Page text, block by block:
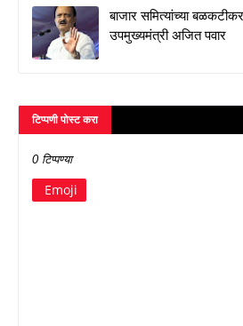
बाजार समित्यांच्या
उपमुख्यमंत्री अजित पवार
टिप्पणी पोस्ट करा
0 टिप्पण्या
Emoji